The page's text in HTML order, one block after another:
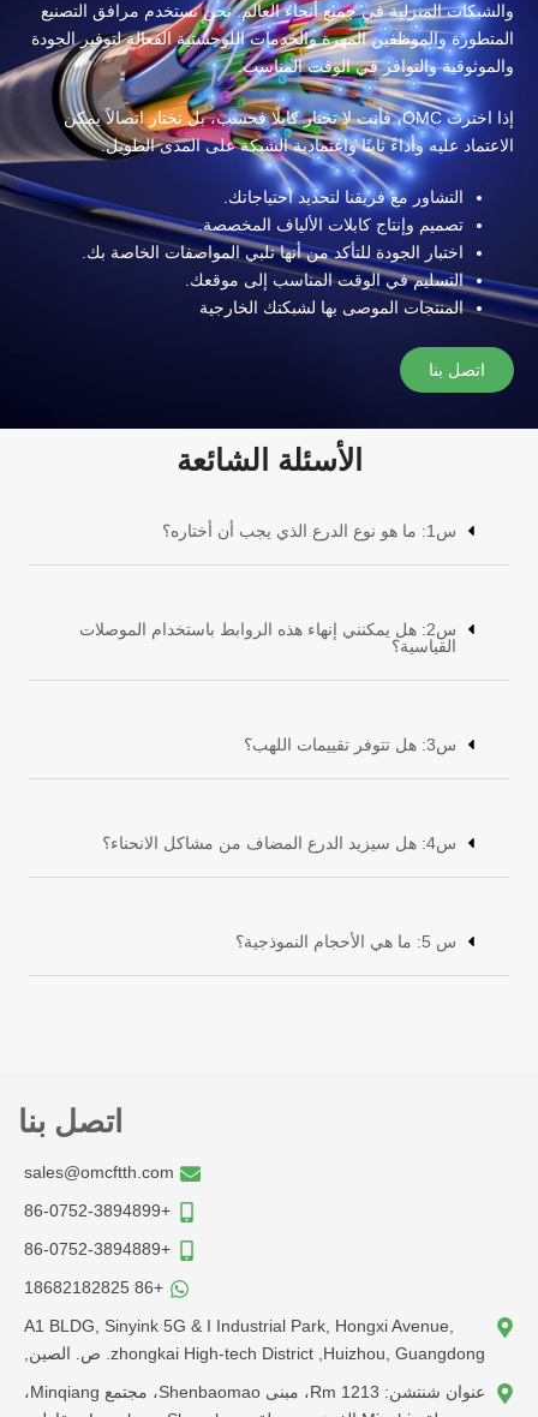
والشبكات المنزلية في جميع أنحاء العالم. نحن نستخدم مرافق التصنيع
المتطورة والموظفين المهرة والخدمات اللوجستية الفعالة لتوفير الجودة
والموثوقية والتوافر في الوقت المناسب.
إذا اخترت OMC، فأنت لا تختار كابلًا فحسب، بل تختار اتصالاً يمكن
الاعتماد عليه وأداءً ثابتًا واعتمادية الشبكة على المدى الطويل.
التشاور مع فريقنا لتحديد احتياجاتك.
تصميم وإنتاج كابلات الألياف المخصصة.
اختبار الجودة للتأكد من أنها تلبي المواصفات الخاصة بك.
التسليم في الوقت المناسب إلى موقعك.
المنتجات الموصى بها لشبكتك الخارجية
اتصل بنا
الأسئلة الشائعة
س1: ما هو نوع الدرع الذي يجب أن أختاره؟
س2: هل يمكنني إنهاء هذه الروابط باستخدام الموصلات
القياسية؟
س3: هل تتوفر تقييمات اللهب؟
س4: هل سيزيد الدرع المضاف من مشاكل الانحناء؟
س 5: ما هي الأحجام النموذجية؟
اتصل بنا
sales@omcftth.com
+86-0752-3894899
+86-0752-3894889
+86 18682182825
A1 BLDG, Sinyink 5G & I Industrial Park, Hongxi Avenue,
zhongkai High-tech District ,Huizhou, Guangdong. ص. الصين,
عنوان شنتشن: Rm 1213، مبنى Shenbaomao، مجتمع Minqiang،